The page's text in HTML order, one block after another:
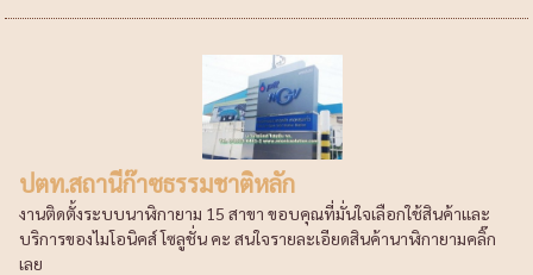
ปตท.สถานีก๊าซธรรมชาติหลัก
งานติดตั้งระบบนาฬิกายาม 15 สาขา ขอบคุณที่มั่นใจเลือกใช้สินค้าและ
บริการของไมโอนิคส์ โซลูชั่น คะ สนใจรายละเอียดสินค้านาฬิกายามคลิ๊ก
เลย